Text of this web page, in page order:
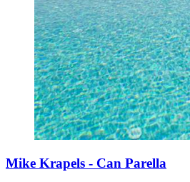
Mike Krapels - Can Parella